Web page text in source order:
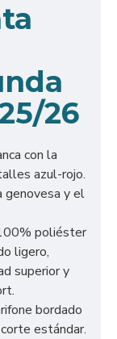
26
con la
azul-rojo.
genovesa y el
poliéster
ligero,
superior y
bordado
estándar.